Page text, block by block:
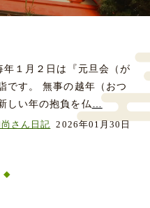
１月２日は『元旦会（が
です。 無事の越年（おつ
しい年の抱負を仏
…
さん日記 2026年01月30日